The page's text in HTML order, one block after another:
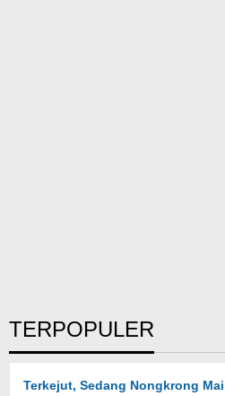
TERPOPULER
Terkejut, Sedang Nongkrong